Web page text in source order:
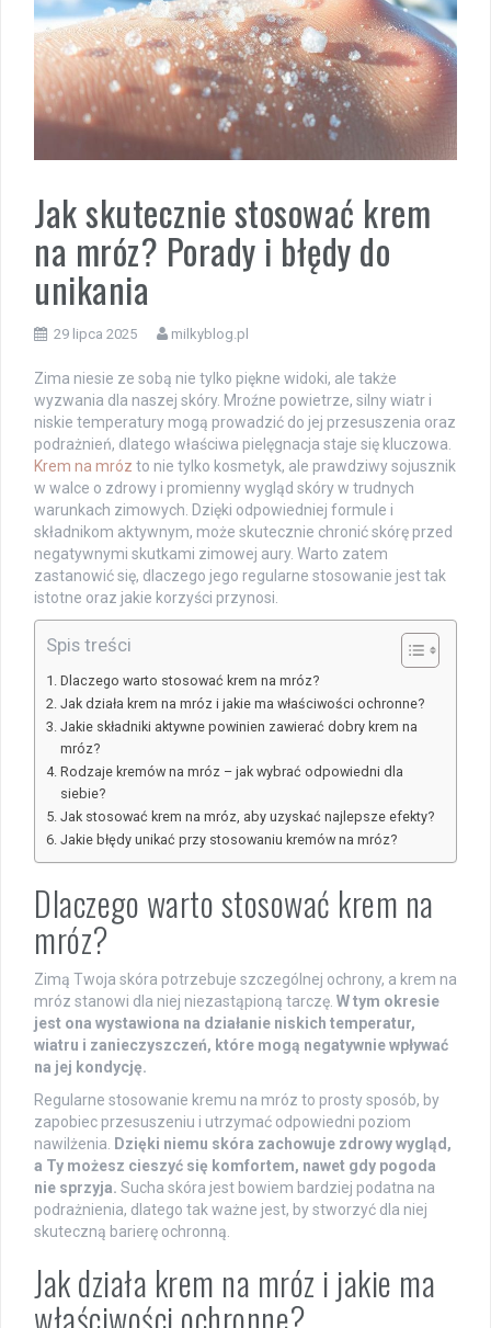
Jak skutecznie stosować krem
na mróz? Porady i błędy do
unikania
29 lipca 2025 milkyblog.pl
Zima niesie ze sobą nie tylko piękne widoki, ale także
wyzwania dla naszej skóry. Mroźne powietrze, silny wiatr i
niskie temperatury mogą prowadzić do jej przesuszenia oraz
podrażnień, dlatego właściwa pielęgnacja staje się kluczowa.
Krem na mróz to nie tylko kosmetyk, ale prawdziwy sojusznik
w walce o zdrowy i promienny wygląd skóry w trudnych
warunkach zimowych. Dzięki odpowiedniej formule i
składnikom aktywnym, może skutecznie chronić skórę przed
negatywnymi skutkami zimowej aury. Warto zatem
zastanowić się, dlaczego jego regularne stosowanie jest tak
istotne oraz jakie korzyści przynosi.
Spis treści
Dlaczego warto stosować krem na mróz?
Jak działa krem na mróz i jakie ma właściwości ochronne?
Jakie składniki aktywne powinien zawierać dobry krem na
mróz?
Rodzaje kremów na mróz – jak wybrać odpowiedni dla
siebie?
Jak stosować krem na mróz, aby uzyskać najlepsze efekty?
Jakie błędy unikać przy stosowaniu kremów na mróz?
Dlaczego warto stosować krem na
mróz?
Zimą Twoja skóra potrzebuje szczególnej ochrony, a krem na
mróz stanowi dla niej niezastąpioną tarczę. W tym okresie
jest ona wystawiona na działanie niskich temperatur,
wiatru i zanieczyszczeń, które mogą negatywnie wpływać
na jej kondycję.
Regularne stosowanie kremu na mróz to prosty sposób, by
zapobiec przesuszeniu i utrzymać odpowiedni poziom
nawilżenia.
Dzięki niemu skóra zachowuje zdrowy wygląd,
a Ty możesz cieszyć się komfortem, nawet gdy pogoda
nie sprzyja. Sucha skóra jest bowiem bardziej podatna na
podrażnienia, dlatego tak ważne jest, by stworzyć dla niej
skuteczną barierę ochronną.
Jak działa krem na mróz i jakie ma